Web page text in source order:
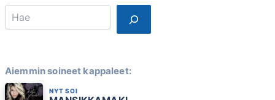
Search
Aiemmin soineet kappaleet:
NYT SOI